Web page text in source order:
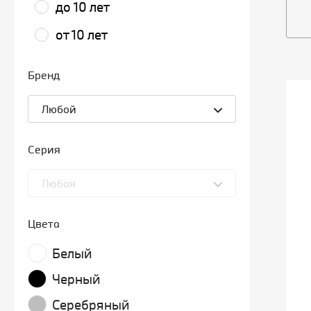
до 10 лет
от 10 лет
Бренд
Любой
Серия
Любая
Цвета
Белый
Черный
Серебряный